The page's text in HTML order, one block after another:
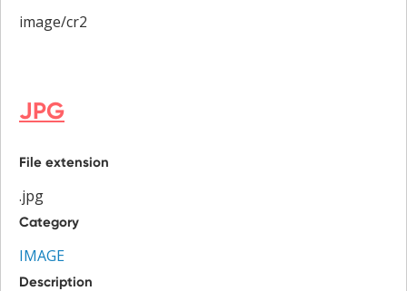
image/cr2
JPG
File extension
.jpg
Category
IMAGE
Description